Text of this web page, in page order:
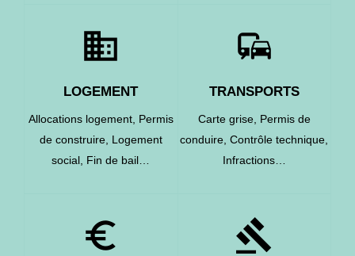
domain
LOGEMENT
Allocations logement, Permis
de construire, Logement
social, Fin de bail…
commute
TRANSPORTS
Carte grise, Permis de
conduire,Contrôle technique,
Infractions…
euro_symbol gavel